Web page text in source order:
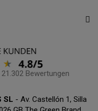
Bewertungen
SL - Av. Castellón 1, Silla